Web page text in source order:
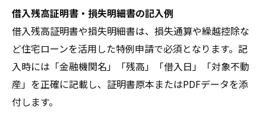
借入残高証明書・損失明細書の記入例
借入残高証明書や損失明細書は、損失通算や繰越控除な
ど住宅ローンを活用した特例申請で必須となります。記
入時には「金融機関名」「残高」「借入日」「対象不動
産」を正確に記載し、証明書原本またはPDFデータを添
付します。